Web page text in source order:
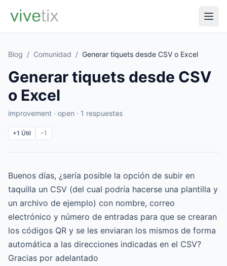
Blog / Comunidad / Generar tiquets desde CSV o Excel
Generar tiquets desde CSV
o Excel
improvement · open · 1 respuestas
+1 Útil −1
Buenos días, ¿sería posible la opción de subir en
taquilla un CSV (del cual podría hacerse una plantilla y
un archivo de ejemplo) con nombre, correo
electrónico y número de entradas para que se crearan
los códigos QR y se les enviaran los mismos de forma
automática a las direcciones indicadas en el CSV?
Gracias por adelantado